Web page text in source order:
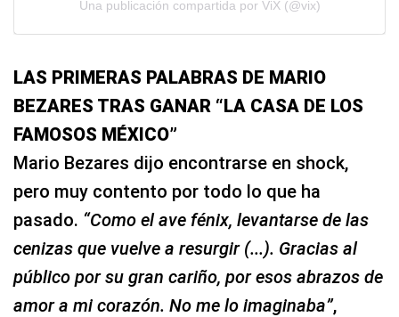
Una publicación compartida por ViX (@vix)
LAS PRIMERAS PALABRAS DE MARIO
BEZARES TRAS GANAR “LA CASA DE LOS
FAMOSOS MÉXICO”
Mario Bezares dijo encontrarse en shock,
pero muy contento por todo lo que ha
pasado. “Como el ave fénix, levantarse de las
cenizas que vuelve a resurgir (...). Gracias al
público por su gran cariño, por esos abrazos de
amor a mi corazón. No me lo imaginaba”,